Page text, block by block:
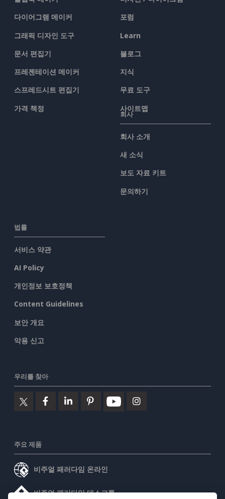
다이어그램 메이커
그래픽 디자인 도구
문서 편집기
프레젠테이션 메이커
스프레드시트 편집기
가격 책정
포럼
Learn
블로그
지식
무료 도구
사이트맵
회사
회사 소개
새 소식
보도 자료 키트
문의하기
법률
서비스 약관
AI Policy
개인정보 보호정책
Content Guidelines
보안 개요
악용 신고
우리를 찾아
주요 제품
비주얼 패러다임 온라인
비주얼 패러다임 데스크톱